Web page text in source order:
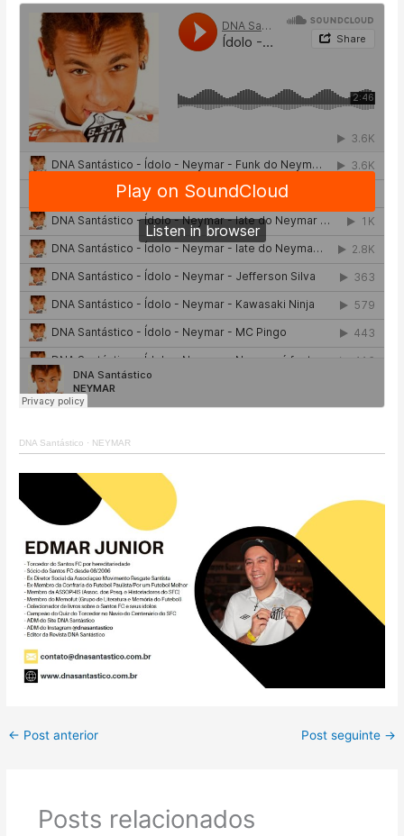
DNA Santástico · NEYMAR
← Post anterior Post seguinte →
Posts relacionados